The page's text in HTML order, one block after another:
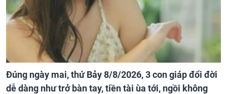
Đúng ngày mai, thứ Bảy 8/8/2026, 3 con giáp đổi đời
dễ dàng như trở bàn tay, tiền tài ùa tới, ngồi không